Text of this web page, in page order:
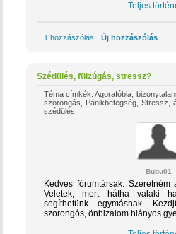
Teljes
1 hozzászólás |Új hozzászólás
Szédülés, fülzúgás, stressz?
Téma címkék: Agorafóbia
szorongás
Pánikbetegség Stressz
szédülés
Bubu01
Kedves fórumtársak. Szeretném
Veletek, mert hátha valaki
segíthetünk egymásnak.
szorongós, önbizalom hiányos